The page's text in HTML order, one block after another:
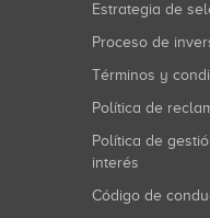
Estrategia de
Proceso de
Términos y
Política de
Política de gestión de conflictos de
interés
Código de